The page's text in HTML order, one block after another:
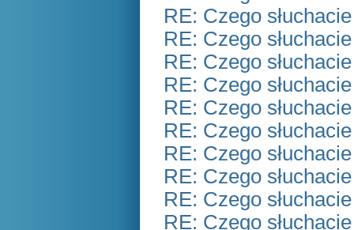
RE: Czego
RE: Czego
RE: Czego
RE: Czego
RE: Czego
RE: Czego
RE: Czego
RE: Czego
RE: Czego
RE: Czego